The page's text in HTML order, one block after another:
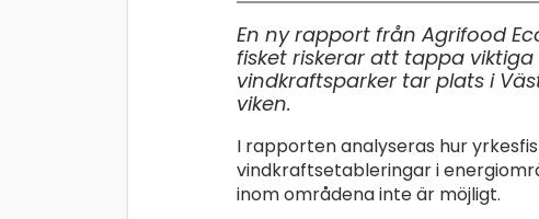
En ny rapport från Agrifood
fisket riskerar att tappa
vindkraftsparker tar plats i
viken.
I rapporten analyseras hur
vindkraftsetableringar i
inom områdena inte är möjligt.